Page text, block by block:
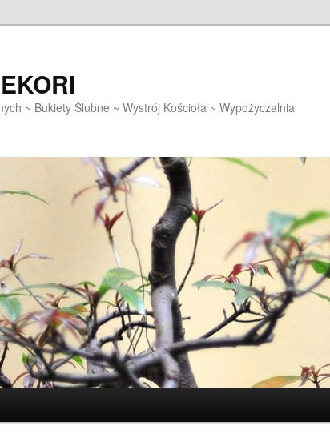
~ Bukiety Ślubne ~ Wystrój Kościoła ~ Wypożyczalnia